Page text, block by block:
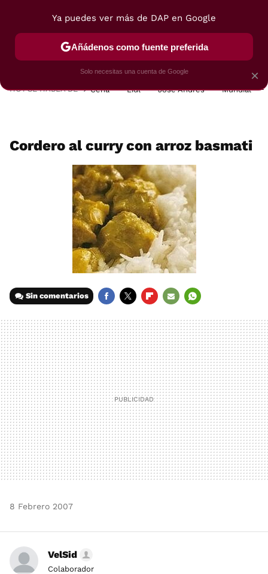
POSTRES VIAJES SELECCIÓN VEGUI
HOY SE HABLA DE Cena Lidl José Andrés Mundial
Cordero al curry con arroz basmati
Sin comentarios
MAIL
8 Febrero 2007
VelSid
Colaborador
×
Ya puedes ver más de DAP en Google
Añádenos como fuente preferida
Solo necesitas una cuenta de Google